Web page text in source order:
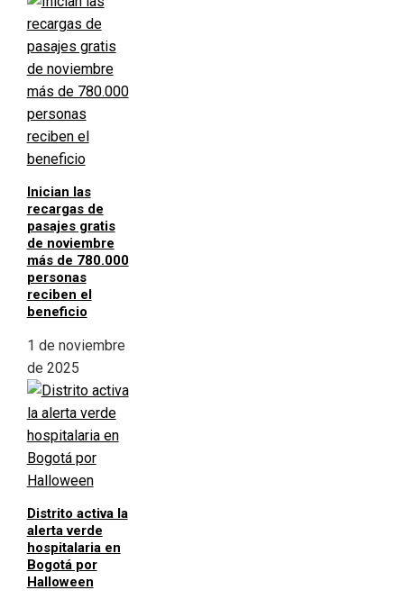
Inician las
recargas de
pasajes gratis
de noviembre
más de 780.000
personas
reciben el
beneficio
1 de noviembre
de 2025
Distrito activa la
alerta verde
hospitalaria en
Bogotá por
Halloween